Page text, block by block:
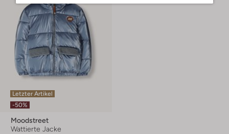
Letzter Artikel
-50%
Moodstreet
Wattierte Jacke